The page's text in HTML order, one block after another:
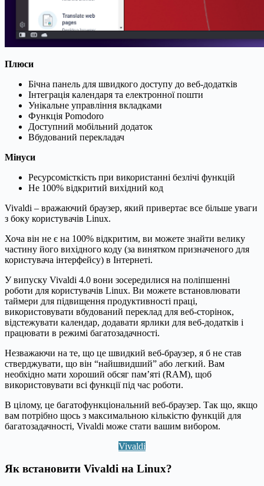
Плюси
Бічна панель для швидкого доступу до веб-додатків
Інтеграція календаря та електронної пошти
Унікальне управління вкладками
Функція Pomodoro
Доступний мобільний додаток
Вбудований перекладач
Мінуси
Ресурсомісткість при використанні безлічі функцій
Не 100% відкритий вихідний код
Vivaldi – вражаючий браузер, який привертає все більше уваги
з боку користувачів Linux.
Хоча він не є на 100% відкритим, ви можете знайти велику
частину його вихідного коду (за винятком призначеного для
користувача інтерфейсу) в Інтернеті.
У випуску Vivaldi 4.0 вони зосередилися на поліпшенні
роботи для користувачів Linux. Ви можете встановлювати
таймери для підвищення продуктивності праці,
використовувати вбудований переклад для веб-сторінок,
відстежувати календар, додавати ярлики для веб-додатків і
працювати в режимі багатозадачності.
Незважаючи на те, що це швидкий веб-браузер, я б не став
стверджувати, що він “найшвидший” або легкий. Вам
необхідно мати хороший обсяг пам’яті (RAM), щоб
використовувати всі функції під час роботи.
В цілому, це багатофункціональний веб-браузер. Так що, якщо
вам потрібно щось з максимальною кількістю функцій для
багатозадачності, Vivaldi може стати вашим вибором.
Vivaldi
Як встановити Vivaldi на Linux?